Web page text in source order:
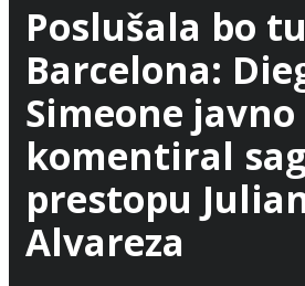
Poslušala bo
Barcelona:
Simeone javno
komentiral
prestopu
Alvareza